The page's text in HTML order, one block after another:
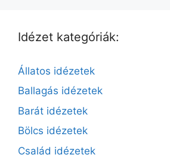
Idézet kategóriák:
Állatos idézetek
Ballagás idézetek
Barát idézetek
Bölcs idézetek
Család idézetek